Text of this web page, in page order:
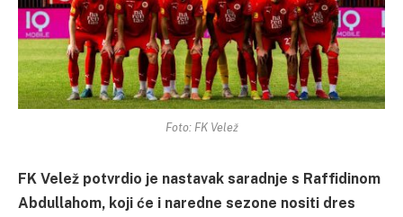
Foto: FK Velež
FK Velež potvrdio je nastavak saradnje s Raffidinom
Abdullahom, koji će i naredne sezone nositi dres